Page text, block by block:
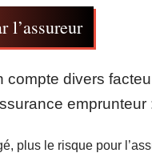
l’assureur
compte divers
emprunteur
plus le risque pour